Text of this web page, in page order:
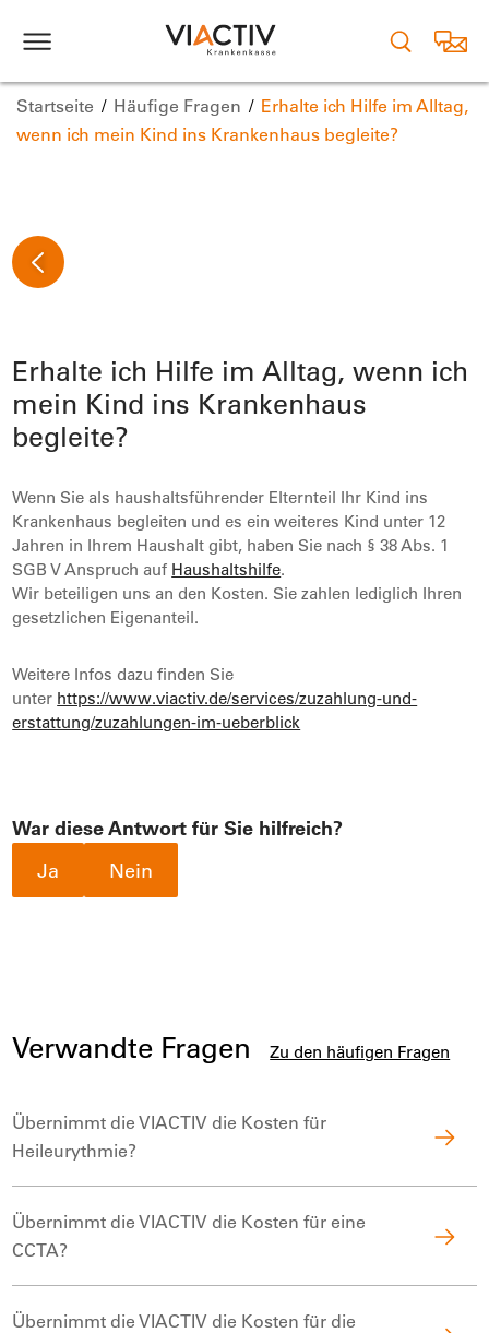
Startseite Häufige Fragen
Erhalte ich Hilfe im Alltag,
wenn ich mein Kind ins Krankenhaus begleite?
Erhalte ich Hilfe im Alltag, wenn ich
mein Kind ins Krankenhaus
begleite?
Wenn Sie als haushaltsführender Elternteil Ihr Kind ins
Krankenhaus begleiten und es ein weiteres Kind unter 12
Jahren in Ihrem Haushalt gibt, haben Sie nach § 38 Abs. 1
SGB V Anspruch auf Haushaltshilfe.
Wir beteiligen uns an den Kosten. Sie zahlen lediglich Ihren
gesetzlichen Eigenanteil.
Weitere Infos dazu finden Sie
unter https://www.viactiv.de/services/zuzahlung-und-
erstattung/zuzahlungen-im-ueberblick
War diese Antwort für Sie hilfreich?
Ja
Nein
Verwandte Fragen Zu den häufigen Fragen
Übernimmt die VIACTIV die Kosten für
Heileurythmie?
Übernimmt die VIACTIV die Kosten für eine
CCTA?
Übernimmt die VIACTIV die Kosten für die